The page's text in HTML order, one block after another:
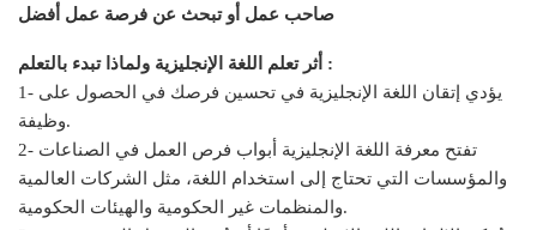
صاحب عمل أو تبحث عن فرصة عمل أفضل
أثر تعلم اللغة الإنجليزية ولماذا تبدء بالتعلم :
1- يؤدي إتقان اللغة الإنجليزية في تحسين فرصك في الحصول على
وظيفة.
2- تفتح معرفة اللغة الإنجليزية أبواب فرص العمل في الصناعات
والمؤسسات التي تحتاج إلى استخدام اللغة، مثل الشركات العالمية
والمنظمات غير الحكومية والهيئات الحكومية.